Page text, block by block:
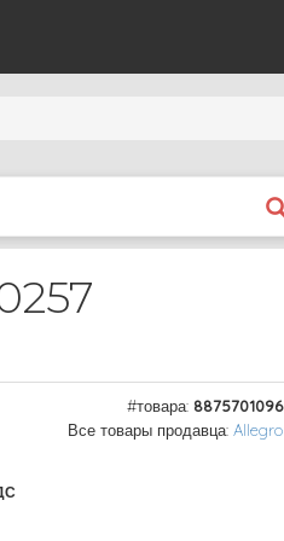
#товара: 8875701096
Все товары продавца: Allegro